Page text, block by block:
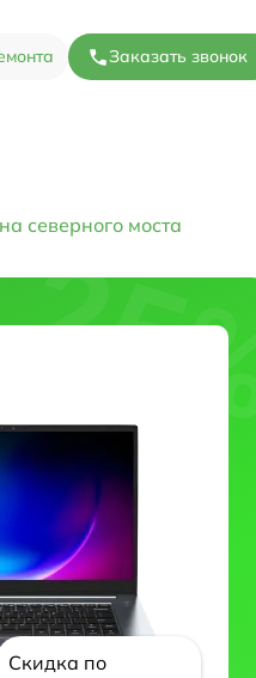
Заказать звонок
северного моста
Скидка по